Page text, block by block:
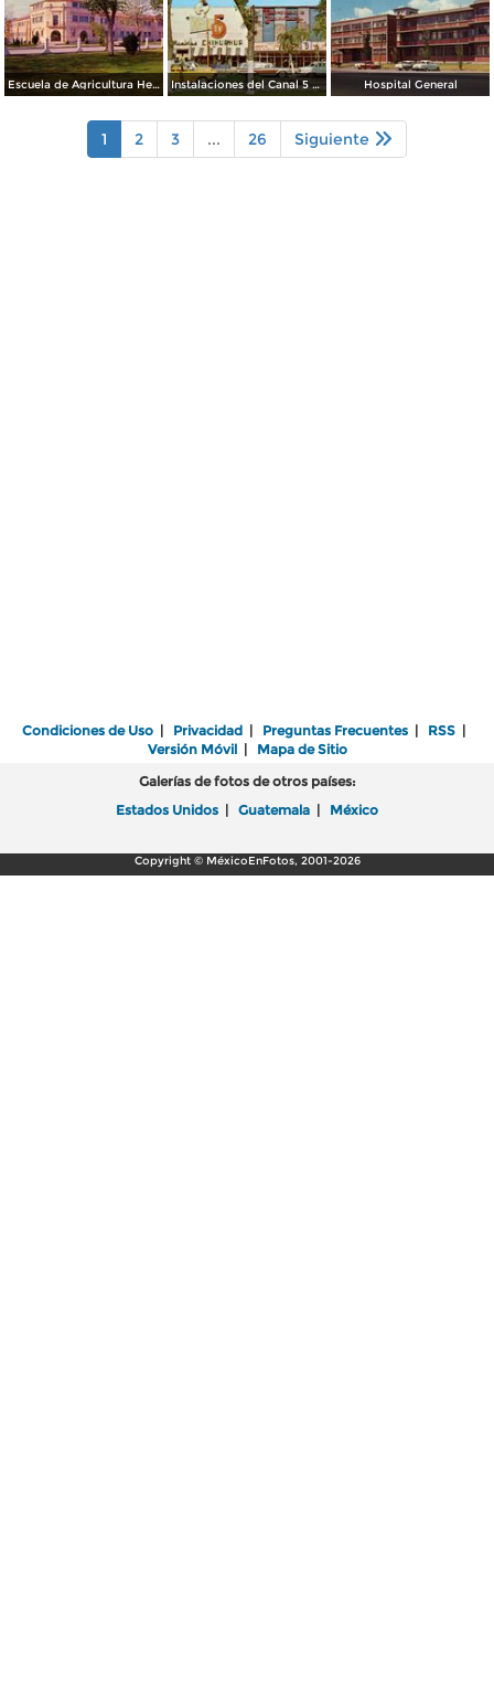
Escuela de Agricultura Hermanos Escobar Instalaciones del Canal 5 XEJ TV Hospital General
1 2 3 ... 26 Siguiente
Condiciones de Uso | Privacidad | Preguntas Frecuentes | RSS |
Versión Móvil| Mapa de Sitio
Galerías de fotos de otros países:
Estados Unidos | Guatemala | México
Copyright © MéxicoEnFotos, 2001-2026